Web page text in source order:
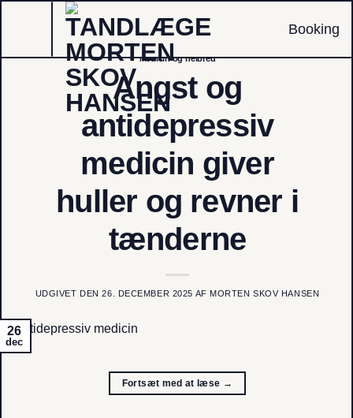
Booking
Medicin og helbred
Angst og
antidepressiv
medicin giver
huller og revner i
tænderne
UDGIVET DEN26. DECEMBER 2025 AF MORTEN SKOV HANSEN
26
dec
Fortsæt med at læse →